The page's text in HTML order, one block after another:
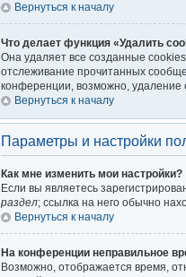
Вернуться к началу
Что делает функция «Удалить
Она удаляет все созданные
отслеживание прочитанных
конференции, возможно, удаление
Вернуться к началу
Параметры и настройки
Как мне изменить мои настройки?
Если вы являетесь
раздел; ссылка на него обычно
Вернуться к началу
На конференции неправильное
Возможно, отображается время,